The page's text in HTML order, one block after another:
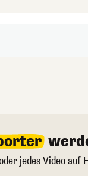
jedes Video auf